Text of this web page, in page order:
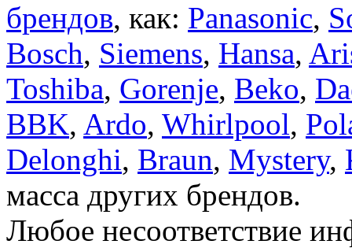
брендов, как: Panasonic,
Bosch, Siemens, Hansa,
Toshiba, Gorenje, Beko,
BBK, Ardo, Whirlpool,
Delonghi, Braun, Mystery,
масса других брендов.
Любое несоответствие